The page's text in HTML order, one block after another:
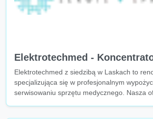
Elektrotechmed -
Elektrotechmed z siedzibą w Laskach to
specjalizująca się w profesjonalnym
serwisowaniu sprzętu medycznego. Nasza